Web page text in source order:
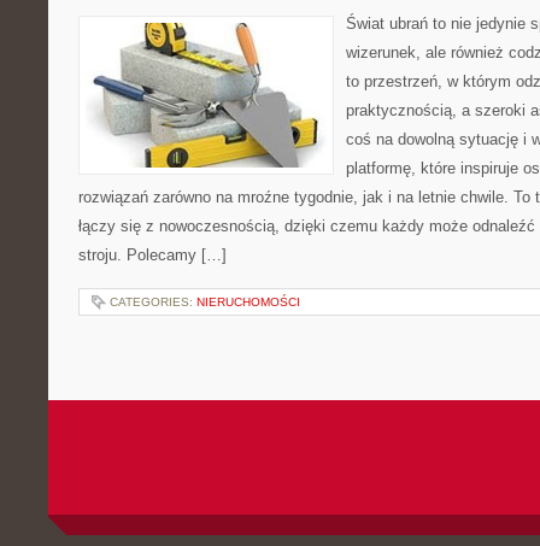
Świat ubrań to nie jedynie
wizerunek, ale również
to przestrzeń, w którym
praktycznością, a szeroki
coś na dowolną sytuację i
platformę, które inspiruje
rozwiązań zarówno na mroźne tygodnie, jak i na letnie chwile. To
łączy się z nowoczesnością, dzięki czemu każdy może
stroju. Polecamy […]
CATEGORIES: NIERUCHOMOŚCI